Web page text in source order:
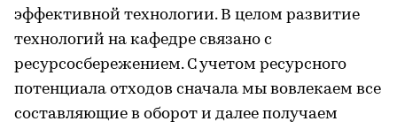
эффективной технологии. В целом развитие
технологий на кафедре связано с
ресурсосбережением. С учетом ресурсного
потенциала отходов сначала мы вовлекаем все
составляющие в оборот и далее получаем